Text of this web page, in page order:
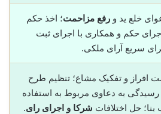
خلع ید و رفع مزاحمت؛ اخذ حکم
حکم و همکاری با اجرای ثبت
سریع آرای ملکی.
افراز و تفکیک مشاع؛ تنظیم طرح
رسیدگی به دعاوی مربوط به استفاده
بنا؛ حل اختلافات شرکا و اجرای رای.